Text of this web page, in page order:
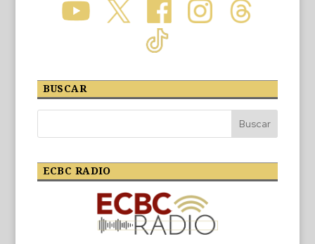
BUSCAR
ECBC RADIO